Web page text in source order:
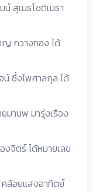
สุเมธโชติเมธา
ญ กวางทอง ได้
น์ ซึ้งไพศาลกุล ได้
มานพ มารุ่งเรือง
จิตร์ ได้หมายเลข
ล้อยแสงอาทิตย์